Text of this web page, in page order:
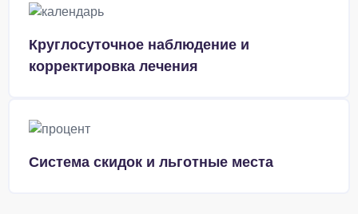
Круглосуточное наблюдение и
корректировка лечения
Система скидок и льготные места